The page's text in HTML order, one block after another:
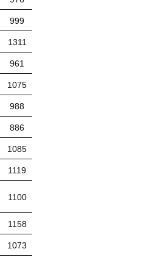
999
1311
961
1075
988
886
1085
1119
1100
1158
1073